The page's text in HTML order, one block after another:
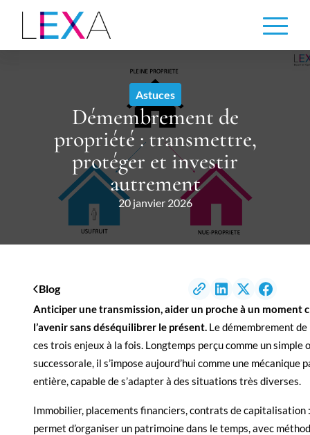
contenu
Astuces
Démembrement de
propriété : transmettre,
protéger et investir
autrement
20 janvier 2026
Blog
Anticiper une transmission, aider un proche à un moment
l’avenir sans déséquilibrer le présent. Le démembrement
ces trois enjeux à la fois. Longtemps perçu comme un simple
successorale, il s’impose aujourd’hui comme une mécanique
entière, capable de s’adapter à des situations très diverses.
Immobilier, placements financiers, contrats de capitalisation
permet d’organiser un patrimoine dans le temps, avec